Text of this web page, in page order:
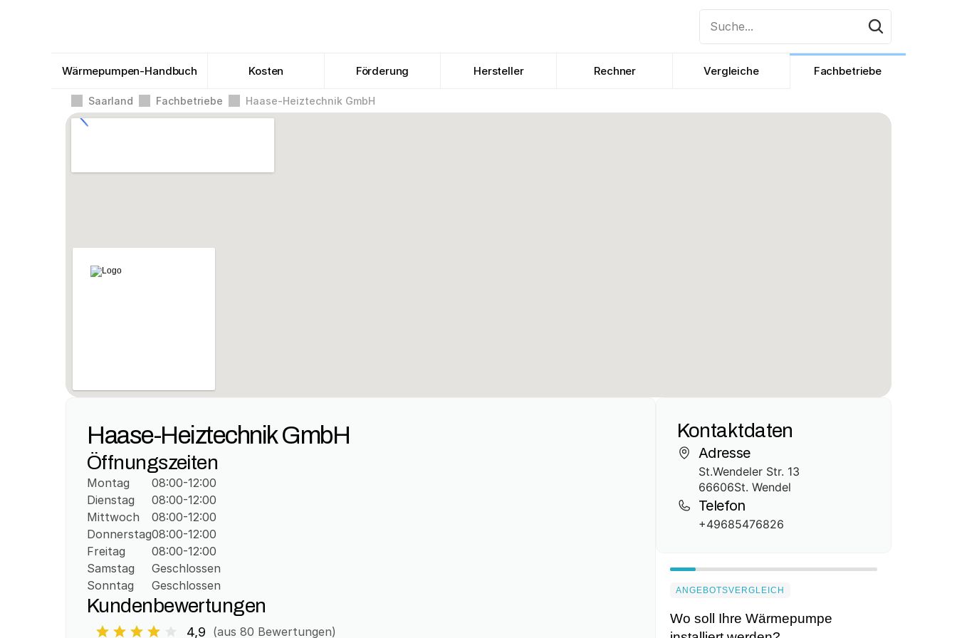
Suche...
Wärmepumpen-Handbuch Kosten Förderung Hersteller Rechner Vergleiche Fachbetriebe
Saarland Fachbetriebe Haase-Heiztechnik GmbH
Haase-Heiztechnik GmbH
Öffnungszeiten
Montag
Dienstag
Mittwoch
Donnerstag
Freitag
Samstag
Sonntag
08:00-12:00
08:00-12:00
08:00-12:00
08:00-12:00
08:00-12:00
Geschlossen
Geschlossen
Kundenbewertungen
4,9 (aus 80 Bewertungen)
Kontaktdaten
Adresse
St.Wendeler Str. 13
66606St. Wendel
Telefon
+49685476826
ANGEBOTSVERGLEICH
Wo soll Ihre Wärmepumpe